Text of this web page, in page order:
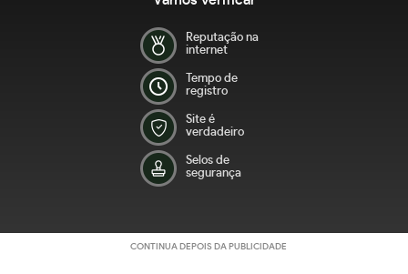
Reputação na
internet
Tempo de
registro
Site é
verdadeiro
Selos de
segurança
CONTINUA DEPOIS DA PUBLICIDADE